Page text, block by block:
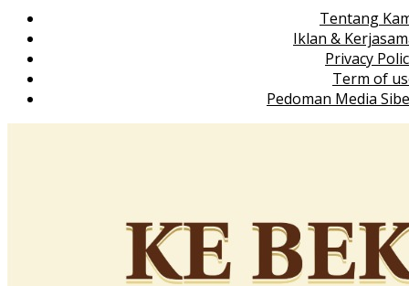
Tentang
Iklan &
Privacy
Term of
Pedoman Media